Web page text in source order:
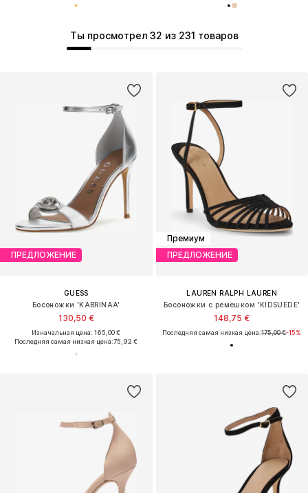
ПРЕДЛОЖЕНИЕ
GUESS
Босоножки 'KABRINAA'
130,50 €
Изначальная цена: 165,00 €
Последняя самая низкая цена:75,92 €
Ты просмотрел 32 из 231 товаров
Премиум
ПРЕДЛОЖЕНИЕ
LAUREN RALPH LAUREN
Босоножки с ремешком 'KIDSUEDE'
148,75 €
Последняя самая низкая цена:175,00 €-15%